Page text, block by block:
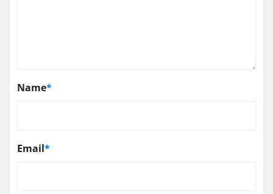
Name*
Email*